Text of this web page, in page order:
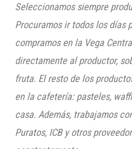
Seleccionamos siempre
Procuramos ir todos los días
compramos en la Vega
directamente al productor,
fruta. El resto de los
en la cafetería: pasteles,
casa. Además, trabajamos
Puratos, ICB y otros